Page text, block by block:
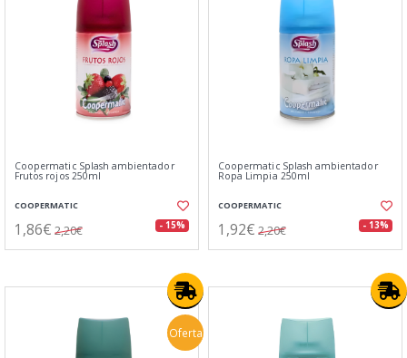
Coopermatic Splash ambientador
Frutos rojos 250ml
COOPERMATIC
1,86€ 2,20€ - 15%
Coopermatic Splash ambientador
Ropa Limpia 250ml
COOPERMATIC
1,92€ 2,20€ - 13%
Oferta